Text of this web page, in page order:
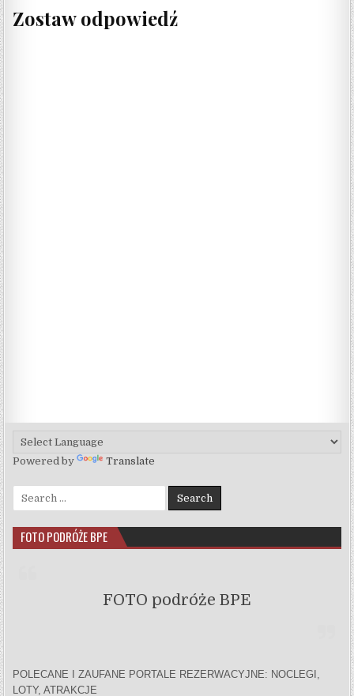
Zostaw odpowiedź
Powered by Translate
Search for:
FOTO PODRÓŻE BPE
FOTO podróże BPE
POLECANE I ZAUFANE PORTALE REZERWACYJNE: NOCLEGI,
LOTY, ATRAKCJE